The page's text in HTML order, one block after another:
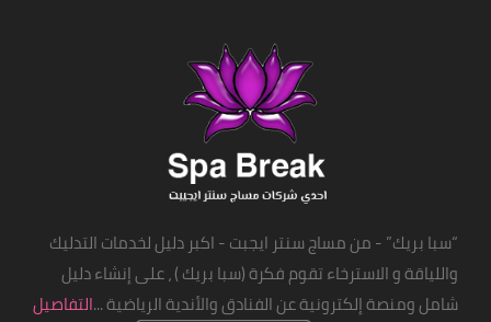
“سبا بريك” - من مساج سنتر ايجبت - اكبر دليل لخدمات التدليك
واللياقة و الاسترخاء تقوم فكرة (سبا بريك ) ، على إنشاء دليل
شامل ومنصة إلكترونية عن الفنادق والأندية الرياضية ...التفاصيل